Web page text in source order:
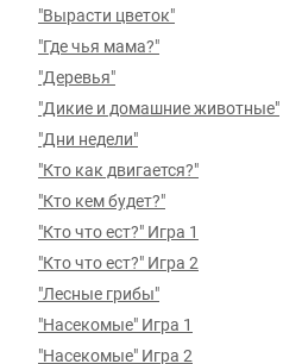
"Вырасти цветок"
"Где чья мама?"
"Деревья"
"Дикие и домашние животные"
"Дни недели"
"Кто как двигается?"
"Кто кем будет?"
"Кто что ест?" Игра 1
"Кто что ест?" Игра 2
"Лесные грибы"
"Насекомые" Игра 1
"Насекомые" Игра 2